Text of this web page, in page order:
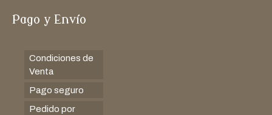
Pago y Envío
Condiciones de
Venta
Pago seguro
Pedido por